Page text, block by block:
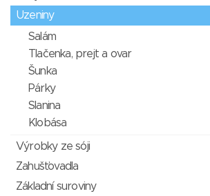
Uzeniny
Salám
Tlačenka, prejt a ovar
Šunka
Párky
Slanina
Klobása
Výrobky ze sóji
Zahušťovadla
Základní suroviny